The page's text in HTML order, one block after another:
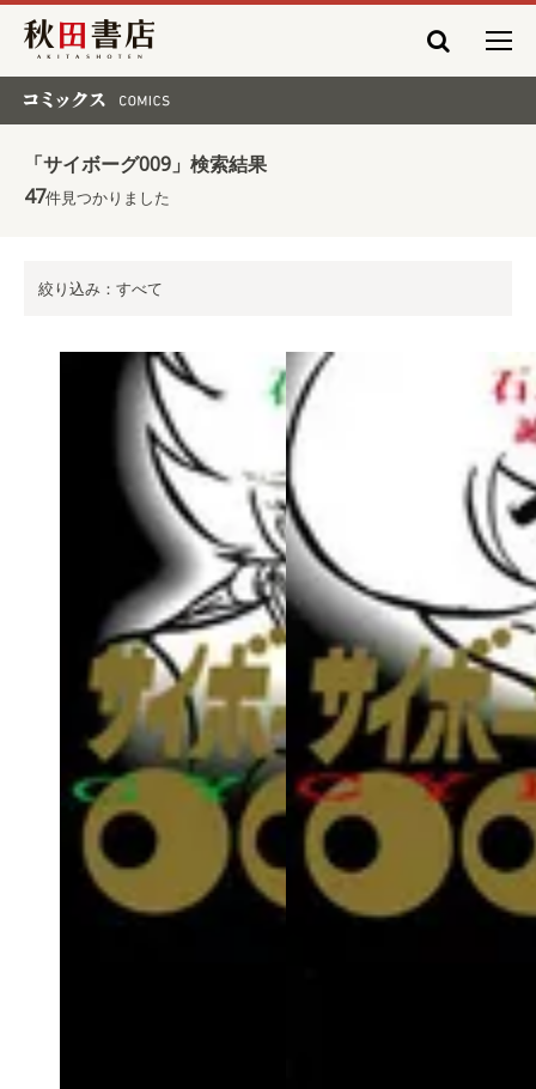
秋田書店
「サイボーグ009」検索結果
47件見つかりました
絞り込み：すべて